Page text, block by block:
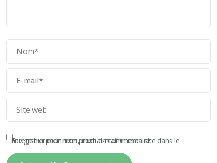
Enregistrer mon nom, mon e-mail et mon site dans le navigateur pour mon prochain commentaire.